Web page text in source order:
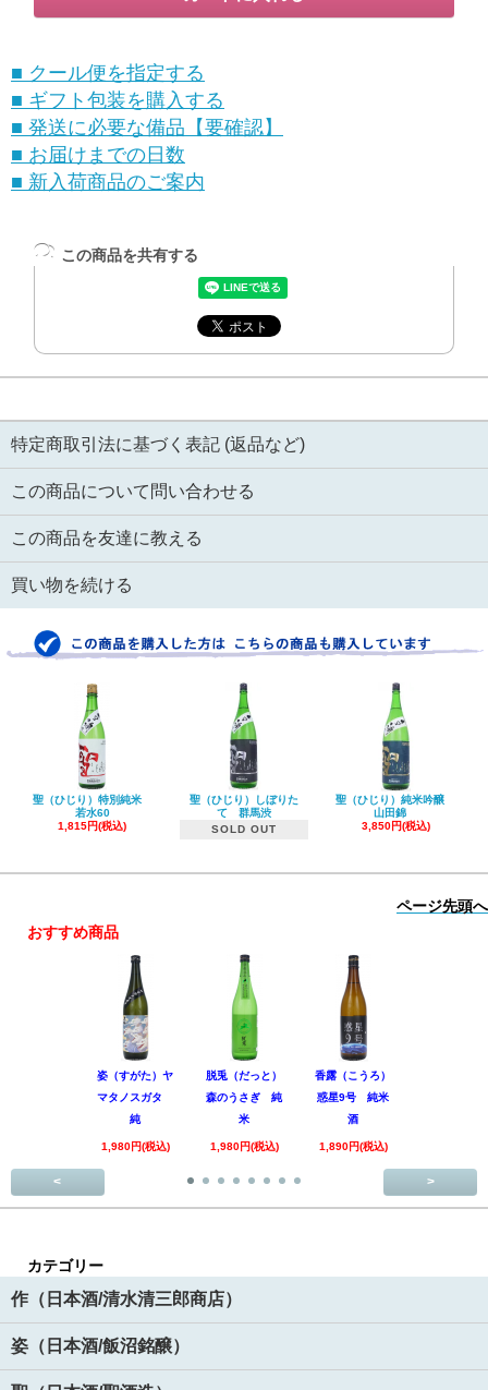
■ クール便を指定する
■ ギフト包装を購入する
■ 発送に必要な備品【要確認】
■ お届けまでの日数
■ 新入荷商品のご案内
この商品を共有する
特定商取引法に基づく表記 (返品など)
この商品について問い合わせる
この商品を友達に教える
買い物を続ける
聖（ひじり）特別純米
若水60
1,815円(税込)
聖（ひじり）しぼりた
て 群馬渋
SOLD OUT
聖（ひじり）純米吟醸
山田錦
3,850円(税込)
ページ先頭へ
おすすめ商品
姿（すがた）ヤ
マタノスガタ
純
1,980円(税込)
脱兎（だっと）
森のうさぎ 純
米
1,980円(税込)
香露（こうろ）
惑星9号 純米
酒
1,890円(税込)
< >
カテゴリー
作（日本酒/清水清三郎商店）
姿（日本酒/飯沼銘醸）